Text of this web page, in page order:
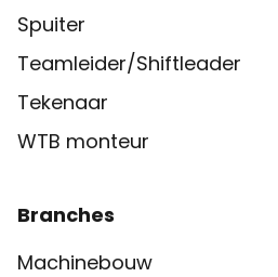
Spuiter
Teamleider/Shiftleader
Tekenaar
WTB monteur
Branches
Machinebouw